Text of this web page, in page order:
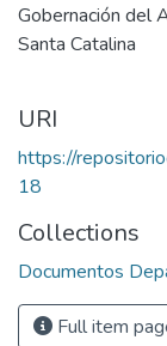
Gobernación del
Santa Catalina
URI
https://
18
Collections
Documentos
Full item